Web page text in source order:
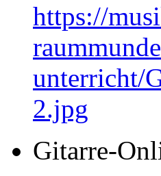
https://
unterricht/
2.jpg
Gitarre-